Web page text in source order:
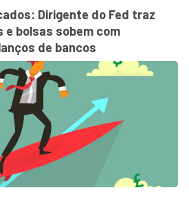
Dirigente do Fed traz
e bolsas sobem com
de bancos